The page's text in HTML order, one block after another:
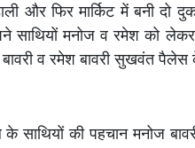
और फिर मार्किट में बनी दो
साथियों मनोज व रमेश को
व रमेश बावरी सुखवंत
साथियों की पहचान मनोज